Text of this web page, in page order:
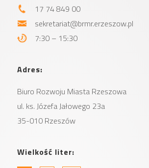
17 74 849 00
sekretariat@brmr.erzeszow.pl
7:30 – 15:30
Adres:
Biuro Rozwoju Miasta Rzeszowa
ul. ks. Józefa Jałowego 23a
35-010 Rzeszów
Wielkość liter: